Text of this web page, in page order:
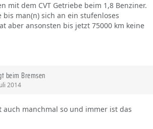
mit dem CVT Getriebe beim 1,8 Benziner.
bis man(n) sich an ein stufenloses
aber ansonsten bis jetzt 75000 km keine
beim Bremsen
2014
auch manchmal so und immer ist das